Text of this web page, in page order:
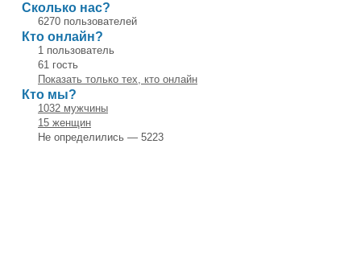
Сколько нас?
6270 пользователей
Кто онлайн?
1 пользователь
61 гость
Показать только тех, кто онлайн
Кто мы?
1032 мужчины
15 женщин
Не определились — 5223